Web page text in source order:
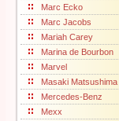
Marc Ecko
Marc Jacobs
Mariah Carey
Marina de Bourbon
Marvel
Masaki Matsushima
Mercedes-Benz
Mexx